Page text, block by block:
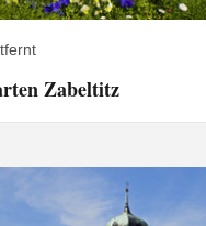
Zabeltitz